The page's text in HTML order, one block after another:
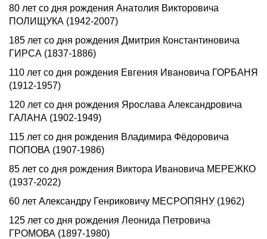
80 лет со дня рождения Анатолия Викторовича
ПОЛИЩУКА (1942-2007)
185 лет со дня рождения Дмитрия Константиновича
ГИРСА (1837-1886)
110 лет со дня рождения Евгения Ивановича ГОРБАНЯ
(1912-1957)
120 лет со дня рождения Ярослава Александровича
ГАЛАНА (1902-1949)
115 лет со дня рождения Владимира Фёдоровича
ПОПОВА (1907-1986)
85 лет со дня рождения Виктора Ивановича МЕРЕЖКО
(1937-2022)
60 лет Александру Генриковичу МЕСРОПЯНУ (1962)
125 лет со дня рождения Леонида Петровича
ГРОМОВА (1897-1980)